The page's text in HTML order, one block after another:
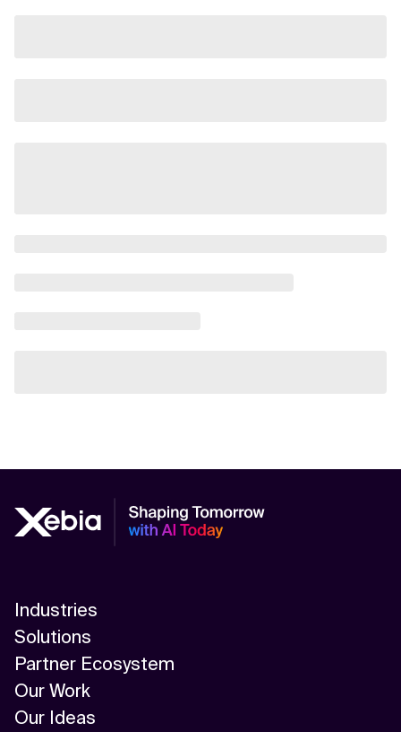
Industries
Solutions
Partner Ecosystem
Our Work
Our Ideas